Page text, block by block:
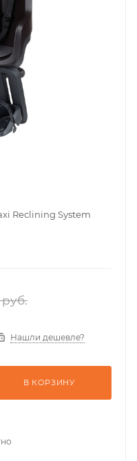
Reclining System
руб.
Нашли дешевле?
В КОРЗИНУ